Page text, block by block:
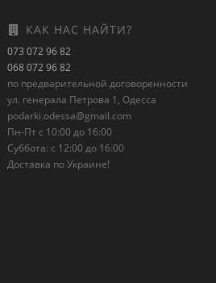
КАК НАС НАЙТИ?
073 072 96 82
068 072 96 82
по предварительной договоренности
ул. генерала Петрова 1, Одесса
podarki.odessa@gmail.com
Пн-Пт с 10:00 до 16:00
Суббота: с 12:00 до 16:00
Доставка по Украине!